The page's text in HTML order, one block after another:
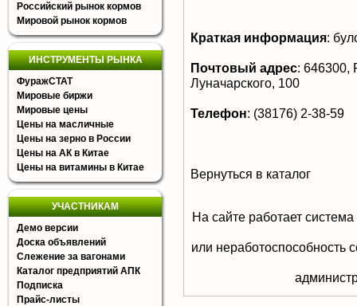
Российский рынок кормов
Мировой рынок кормов
ИНСТРУМЕНТЫ РЫНКА
ФуражСТАТ
Мировые биржи
Мировые цены
Цены на масличные
Цены на зерно в России
Цены на АК в Китае
Цены на витамины в Китае
УЧАСТНИКАМ
Демо версии
Доска объявлений
Слежение за вагонами
Каталог предприятий АПК
Подписка
Прайс-листы
Краткая информация:
Почтовый адрес: 646300,
Луначарского, 100
Телефон: (38176) 2-38-59
Вернуться в каталог
На сайте работает
или неработоспособность